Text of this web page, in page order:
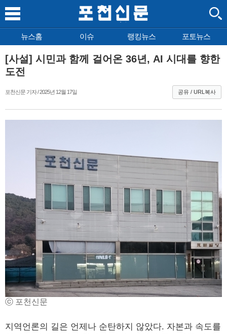
뉴스홈 이슈 랭킹뉴스 포토뉴스
[사설] 시민과 함께 걸어온 36년, AI 시대를 향한
도전
포천신문 기자 / 2025년 12월 17일 공유 / URL복사
ⓒ 포천신문
지역언론의 길은 언제나 순탄하지 않았다. 자본과 속도를